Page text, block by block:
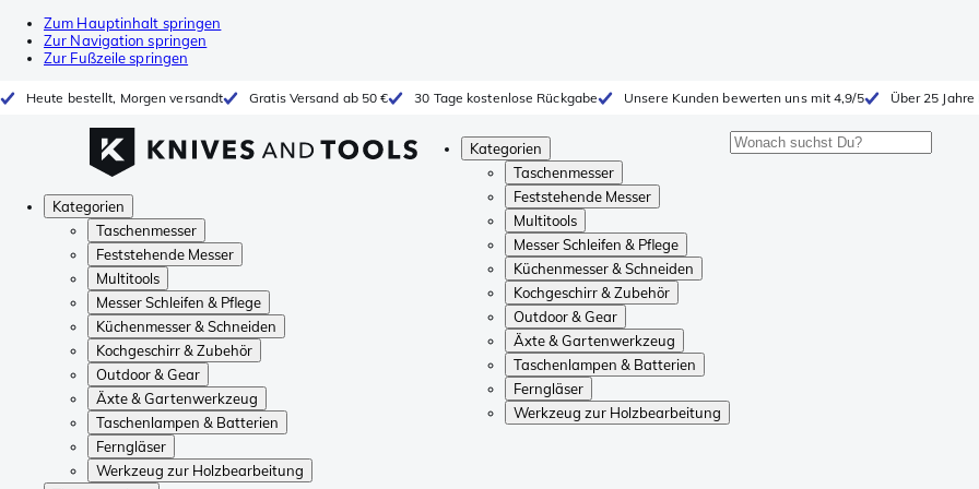
Zum Hauptinhalt springen
Zur Navigation springen
Zur Fußzeile springen
Heute bestellt, Morgen versandt Gratis Versand ab 50 € 30 Tage kostenlose Rückgabe Unsere Kunden bewerten uns mit 4,9/5 Über 25
Kategorien
Taschenmesser
Feststehende Messer
Multitools
Messer Schleifen & Pflege
Küchenmesser & Schneiden
Kochgeschirr & Zubehör
Outdoor & Gear
Äxte & Gartenwerkzeug
Taschenlampen & Batterien
Ferngläser
Werkzeug zur Holzbearbeitung
Kategorien
Taschenmesser
Feststehende Messer
Multitools
Messer Schleifen & Pflege
Küchenmesser & Schneiden
Kochgeschirr & Zubehör
Outdoor & Gear
Äxte & Gartenwerkzeug
Taschenlampen & Batterien
Ferngläser
Werkzeug zur Holzbearbeitung